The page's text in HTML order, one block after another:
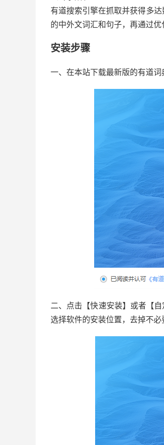
有道搜索引擎在抓取并获得多
的中外文词汇和句子，再通过优
安装步骤
一、在本站下载最新版的有道词
二、点击【快速安装】或者【
选择软件的安装位置，去掉不必